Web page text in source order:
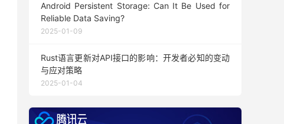
Android Persistent Storage: Can It Be Used for
Reliable Data Saving?
2025-01-09
Rust语言更新对API接口的影响：开发者必知的变动
与应对策略
2025-01-04